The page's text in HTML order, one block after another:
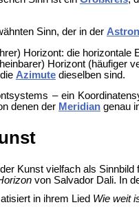
Sinn, der in der
Horizont: die horizontale
Horizont (häufiger
Azimutedieselben sind.
– ein
denen der Meridiangenau
Kunst vielfach als
von Salvador Dali. In
in ihrem Lied Wie weit